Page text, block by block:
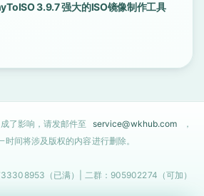
3.9.7 强大的ISO镜像制作工具
了影响，请发邮件至 service@wkhub.com
，
时间将涉及版权的内容进行删除。
（已满）| 二群：905902274（可加）